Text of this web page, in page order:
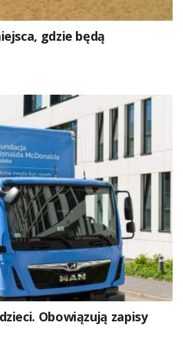
gdzie będą
Obowiązują zapisy